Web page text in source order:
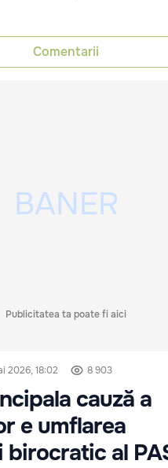
Comentarii
Publicitatea ta poate fi aici
2026, 18:02 8 903
cauză a
e umflarea
birocratic al